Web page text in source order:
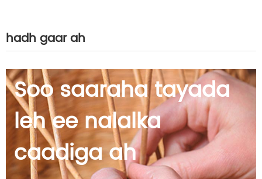
hadh gaar ah
Soo saaraha tayada
leh ee nalalka
caadiga ah